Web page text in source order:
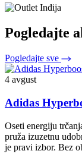
Pogledajte
Pogledajte sve
4 avgust
Adidas
Oseti energiju
pruža izuzetnu
je pravi izbor. Bez